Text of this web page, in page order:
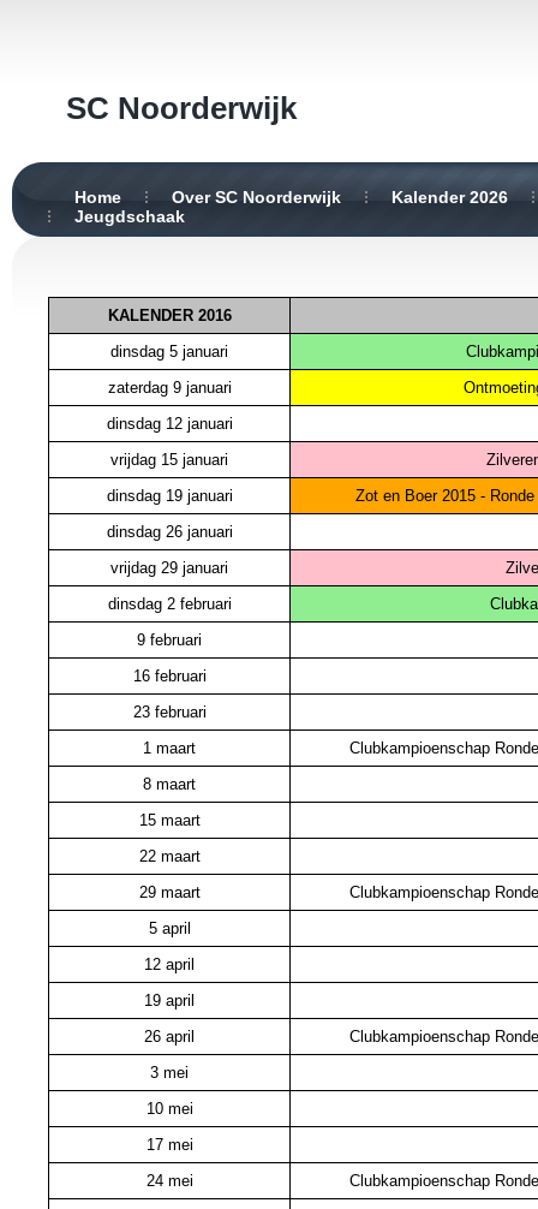
SC Noorderwijk
Home Over SC Noorderwijk
Kalender 2026
Jeugdschaak
KALENDER 2016
dinsdag 5 januari
zaterdag 9 januari
dinsdag 12 januari
vrijdag 15 januari
dinsdag 19 januari
Zot en Boer 2015 - Ronde
dinsdag 26 januari
vrijdag 29 januari
dinsdag 2 februari
9 februari
16 februari
23 februari
1 maart
Clubkampioenschap
8 maart
15 maart
22 maart
29 maart
Clubkampioenschap
5 april
12 april
19 april
26 april
Clubkampioenschap
3 mei
10 mei
17 mei
24 mei
Clubkampioenschap